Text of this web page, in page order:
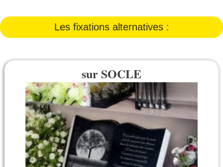
Les fixations alternatives :
sur SOCLE